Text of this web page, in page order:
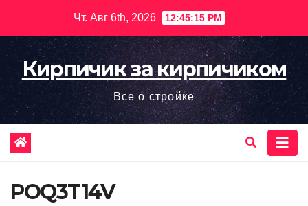
содержимому
Чт. Авг 6th, 2026 12:45:17 PM
Кирпичик за кирпичиком
Все о стройке
POQ3T14V